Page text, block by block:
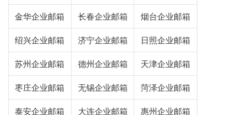
金华企业邮箱 长春企业邮箱 烟台企业邮箱
绍兴企业邮箱 济宁企业邮箱 日照企业邮箱
苏州企业邮箱 德州企业邮箱 天津企业邮箱
枣庄企业邮箱 无锡企业邮箱 菏泽企业邮箱
泰安企业邮箱 大连企业邮箱 惠州企业邮箱